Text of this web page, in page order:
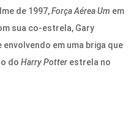
de 1997,Força Aérea Um em
sua co-estrela, Gary
envolvendo em uma briga que
do Harry Potter estrela no